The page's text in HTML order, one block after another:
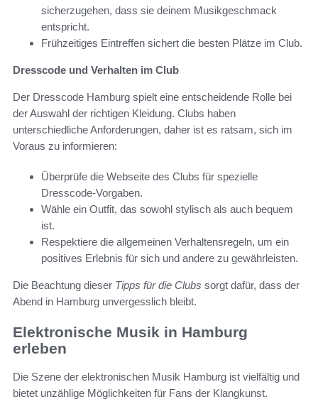
sicherzugehen, dass sie deinem Musikgeschmack
entspricht.
Frühzeitiges Eintreffen sichert die besten Plätze im Club.
Dresscode und Verhalten im Club
Der Dresscode Hamburg spielt eine entscheidende Rolle bei
der Auswahl der richtigen Kleidung. Clubs haben
unterschiedliche Anforderungen, daher ist es ratsam, sich im
Voraus zu informieren:
Überprüfe die Webseite des Clubs für spezielle
Dresscode-Vorgaben.
Wähle ein Outfit, das sowohl stylisch als auch bequem
ist.
Respektiere die allgemeinen Verhaltensregeln, um ein
positives Erlebnis für sich und andere zu gewährleisten.
Die Beachtung dieser Tipps für die Clubs sorgt dafür, dass der
Abend in Hamburg unvergesslich bleibt.
Elektronische Musik in Hamburg
erleben
Die Szene der elektronischen Musik Hamburg ist vielfältig und
bietet unzählige Möglichkeiten für Fans der Klangkunst.